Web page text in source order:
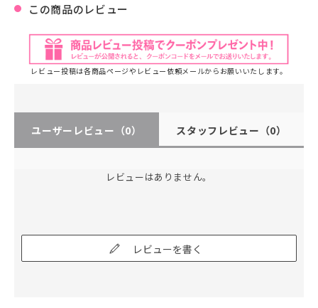
この商品のレビュー
レビュー投稿は各商品ページやレビュー依頼メールからお願いいたします。
ユーザーレビュー （0） スタッフレビュー （0）
レビューはありません。
レビューを書く